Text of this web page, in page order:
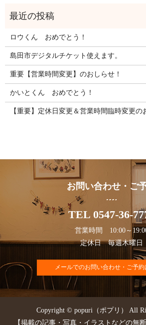
ロウくん おめでとう！
島田市デジタルチケット使えます。
重要【営業時間変更】のおしらせ！
かいとくん おめでとう！
【重要】定休日変更＆営業時間臨時変更の
お問い合わせ・ご
TEL 0547-36-
営業時間 10:00～
定休日 毎週木曜日
メールでのお問い合わせ・ご予約
Copyright © popuri（ポプリ） All
【掲載の記事・写真・イラストなどの無